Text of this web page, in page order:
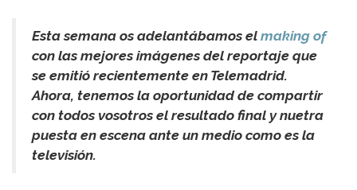
Esta semana os adelantábamos el making of
con las mejores imágenes del reportaje que
se emitió recientemente en Telemadrid.
Ahora, tenemos la oportunidad de compartir
con todos vosotros el resultado final y nuetra
puesta en escena ante un medio como es la
televisión.